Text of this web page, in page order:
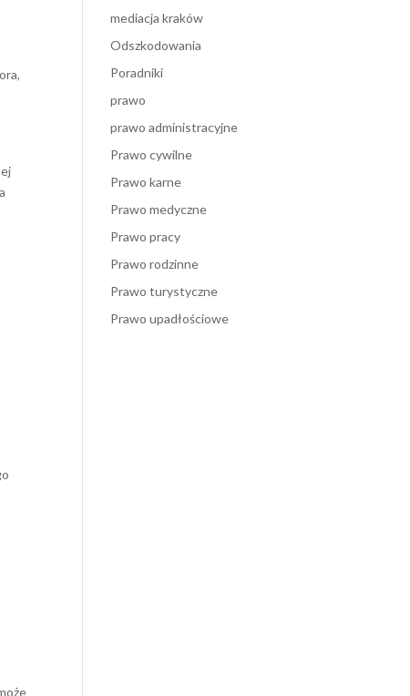
mediacja kraków
Odszkodowania
Poradniki
prawo
prawo administracyjne
Prawo cywilne
Prawo karne
Prawo medyczne
Prawo pracy
Prawo rodzinne
Prawo turystyczne
Prawo upadłościowe